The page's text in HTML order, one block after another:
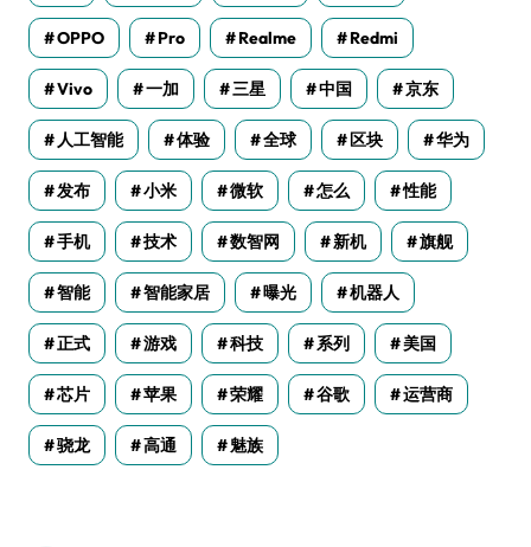
OPPO Pro Realme Redmi
Vivo 一加 三星 中国 京东
人工智能 体验 全球 区块 华为
发布 小米 微软 怎么 性能
手机 技术 数智网 新机 旗舰
智能 智能家居 曝光 机器人
正式 游戏 科技 系列 美国
芯片 苹果 荣耀 谷歌 运营商
骁龙 高通 魅族